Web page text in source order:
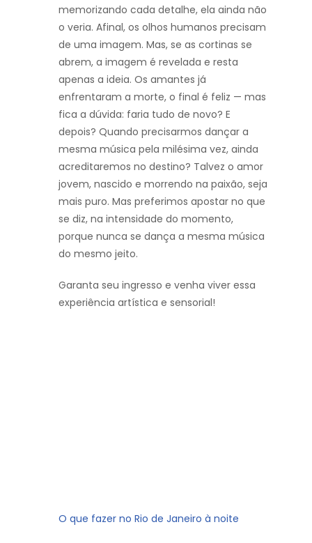
memorizando cada detalhe, ela ainda não
o veria. Afinal, os olhos humanos precisam
de uma imagem. Mas, se as cortinas se
abrem, a imagem é revelada e resta
apenas a ideia. Os amantes já
enfrentaram a morte, o final é feliz — mas
fica a dúvida: faria tudo de novo? E
depois? Quando precisarmos dançar a
mesma música pela milésima vez, ainda
acreditaremos no destino? Talvez o amor
jovem, nascido e morrendo na paixão, seja
mais puro. Mas preferimos apostar no que
se diz, na intensidade do momento,
porque nunca se dança a mesma música
do mesmo jeito.
Garanta seu ingresso e venha viver essa
experiência artística e sensorial!
O que fazer no Rio de Janeiro à noite